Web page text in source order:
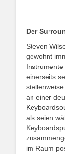
Der
Steven
gewohnt
einerseits
an einer
als seien
im Raum